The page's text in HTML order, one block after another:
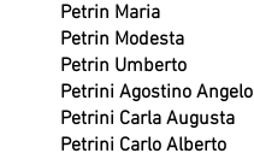
Petrin Maria
Petrin Modesta
Petrin Umberto
Petrini Agostino Angelo
Petrini Carla Augusta
Petrini Carlo Alberto